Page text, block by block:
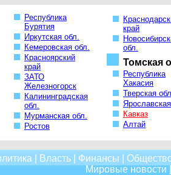
Республика
Бурятия
Иркутская обл.
Кемеровская обл.
Красноярский
край
ЗАТО
Железногорск
Калининградская
обл.
Мурманская обл.
Ростов
край
обл.
Томская
Республика
Хакасия
Тверская
Кавказ
Алтай
Власть Финансы
Мировые новости